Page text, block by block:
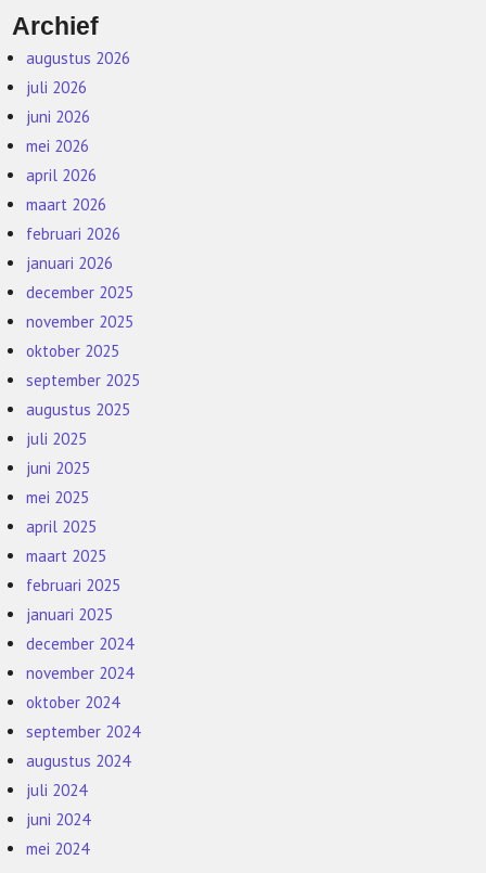
Archief
augustus 2026
juli 2026
juni 2026
mei 2026
april 2026
maart 2026
februari 2026
januari 2026
december 2025
november 2025
oktober 2025
september 2025
augustus 2025
juli 2025
juni 2025
mei 2025
april 2025
maart 2025
februari 2025
januari 2025
december 2024
november 2024
oktober 2024
september 2024
augustus 2024
juli 2024
juni 2024
mei 2024